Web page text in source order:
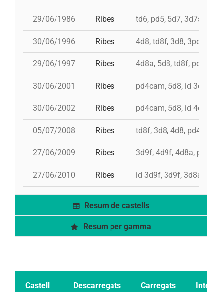
29/06/1986 Ribes td6, pd5, 5d7, 3d7s, td7,
30/06/1996 Ribes 4d8, td8f, 3d8, 3pd5
29/06/1997 Ribes 4d8a, 5d8, td8f, pd6
30/06/2001 Ribes pd4cam, 5d8, id 3d9f,
30/06/2002 Ribes pd4cam, 5d8, id 4d8, id
05/07/2008 Ribes td8f, 3d8, 4d8, pd4, pd5
27/06/2009 Ribes 3d9f, 4d9f, 4d8a, pd6,
27/06/2010 Ribes id 3d9f, 3d9f, 3d8a,
Resum de castells
Resum per gamma
Castell Descarregats Carregats Intents